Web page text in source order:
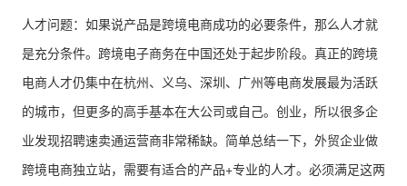
人才问题：如果说产品是跨境电商成功的必要条件，那么人才就
是充分条件。跨境电子商务在中国还处于起步阶段。真正的跨境
电商人才仍集中在杭州、义乌、深圳、广州等电商发展最为活跃
的城市，但更多的高手基本在大公司或自己。创业，所以很多企
业发现招聘速卖通运营商非常稀缺。简单总结一下，外贸企业做
跨境电商独立站，需要有适合的产品+专业的人才。必须满足这两